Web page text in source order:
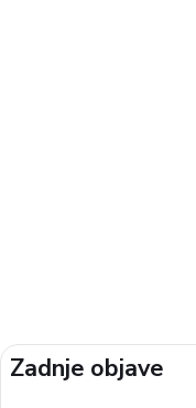
Zadnje objave